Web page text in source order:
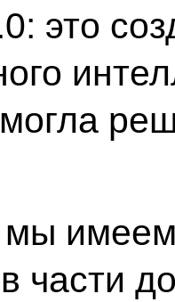
это
мы
части